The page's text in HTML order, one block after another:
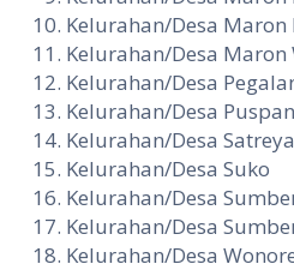
Kelurahan/Desa Maron
Kelurahan/Desa Maron
Kelurahan/Desa
Kelurahan/Desa Puspan
Kelurahan/Desa
Kelurahan/Desa Suko
Kelurahan/Desa
Kelurahan/Desa
Kelurahan/Desa